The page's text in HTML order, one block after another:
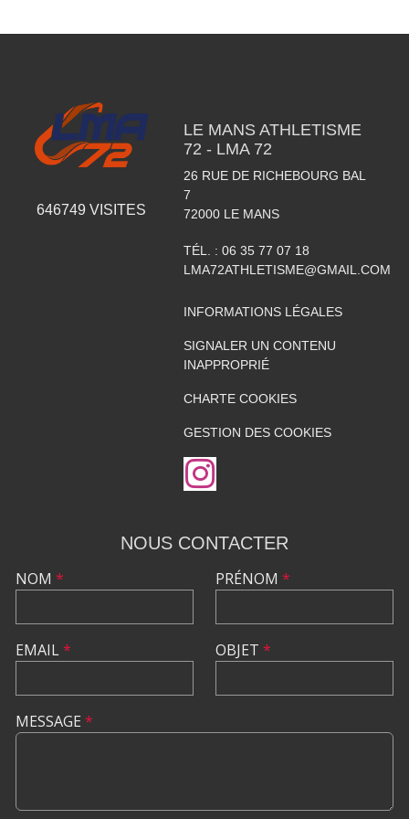
646749 VISITES
LE MANS ATHLETISME
72 - LMA 72
26 RUE DE RICHEBOURG BAL
7
72000 LE MANS
TÉL. : 06 35 77 07 18
LMA72ATHLETISME@GMAIL.COM
INFORMATIONS LÉGALES
SIGNALER UN CONTENU
INAPPROPRIÉ
CHARTE COOKIES
GESTION DES COOKIES
NOUS CONTACTER
NOM *
EMAIL*
PRÉNOM *
OBJET *
MESSAGE *